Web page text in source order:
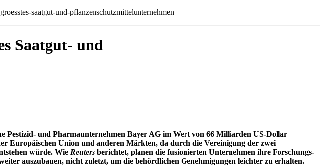
saatgut-und-pflanzenschutzmittelunternehmen
Saatgut- und
Pestizid- und Pharmaunternehmen Bayer AG im Wert von 66 Milliarden US-Dollar
Europäischen Union und anderen Märkten, da durch die Vereinigung der zwei
würde. Wie Reuters berichtet, planen die fusionierten Unternehmen ihre Forschungs-
auszubauen, nicht zuletzt, um die behördlichen Genehmigungen leichter zu erhalten.